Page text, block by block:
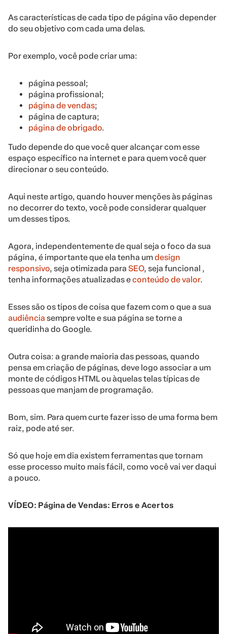
As características de cada tipo de página vão depender
do seu objetivo com cada uma delas.
Por exemplo, você pode criar uma:
página pessoal;
página profissional;
página de vendas;
página de captura;
página de obrigado.
Tudo depende do que você quer alcançar com esse
espaço específico na internet e para quem você quer
direcionar o seu conteúdo.
Aqui neste artigo, quando houver menções às páginas
no decorrer do texto, você pode considerar qualquer
um desses tipos.
Agora, independentemente de qual seja o foco da sua
página, é importante que ela tenha umdesign
responsivo, seja otimizada para SEO, seja funcional ,
tenha informações atualizadas econteúdo de valor.
Esses são os tipos de coisa que fazem com o que a sua
audiência sempre volte e sua página se torne a
queridinha do Google.
Outra coisa: a grande maioria das pessoas, quando
pensa em criação de páginas, deve logo associar a um
monte de códigos HTML ou àquelas telas típicas de
pessoas que manjam de programação.
Bom, sim. Para quem curte fazer isso de uma forma bem
raiz, pode até ser.
Só que hoje em dia existem ferramentas que tornam
esse processo muito mais fácil, como você vai ver daqui
a pouco.
VÍDEO: Página de Vendas: Erros e Acertos